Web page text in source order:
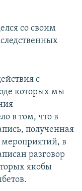
со своим
с
которых мы
в том, что в
полученная
в
разговор
якобы